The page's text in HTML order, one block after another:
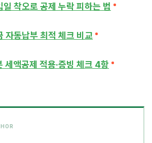
일 착오로 공제 누락 피하는 법
자동납부 최적 체크 비교
세액공제 적용·증빙 체크 4항